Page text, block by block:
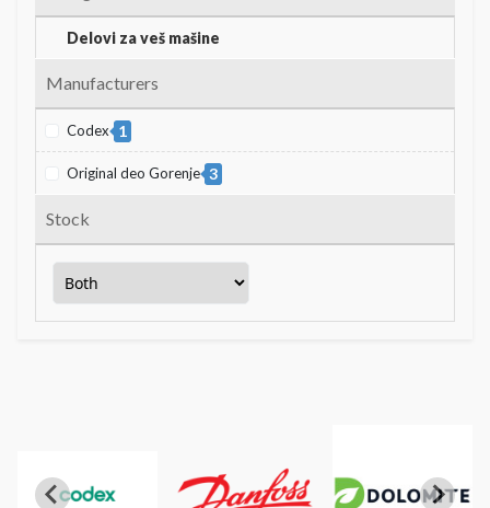
Delovi za veš mašine
Manufacturers
Codex 1
Original deo Gorenje 3
Stock